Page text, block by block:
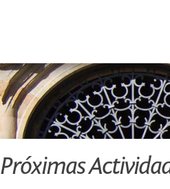
Próximas